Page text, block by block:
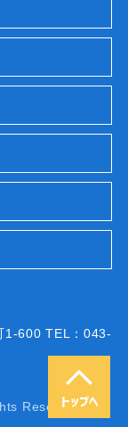
1-600 TEL：043-
Reserved.